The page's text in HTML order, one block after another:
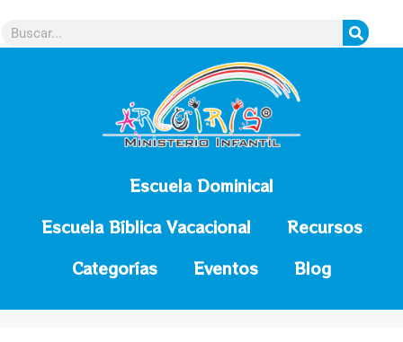
Escuela Dominical
Escuela Bíblica Vacacional
Recursos
Categorías
Eventos Blog